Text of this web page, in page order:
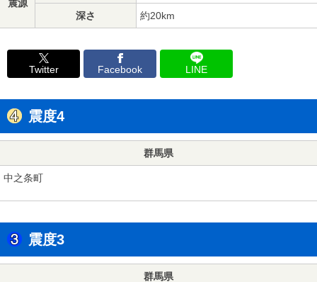
震源
深さ 約20km
Twitter Facebook LINE
震度4
群馬県
中之条町
震度3
群馬県